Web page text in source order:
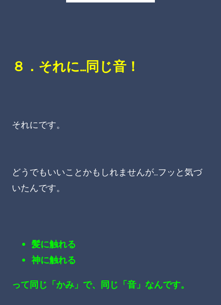
８．それに…同じ音！
それにです。
どうでもいいことかもしれませんが…フッと気づ
いたんです。
髪に触れる
神に触れる
って同じ「かみ」で、同じ「音」なんです。